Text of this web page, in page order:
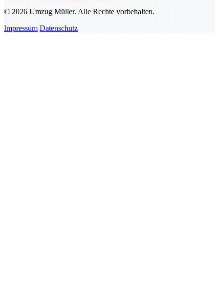
© 2026 Umzug Müller. Alle Rechte vorbehalten.
Impressum Datenschutz